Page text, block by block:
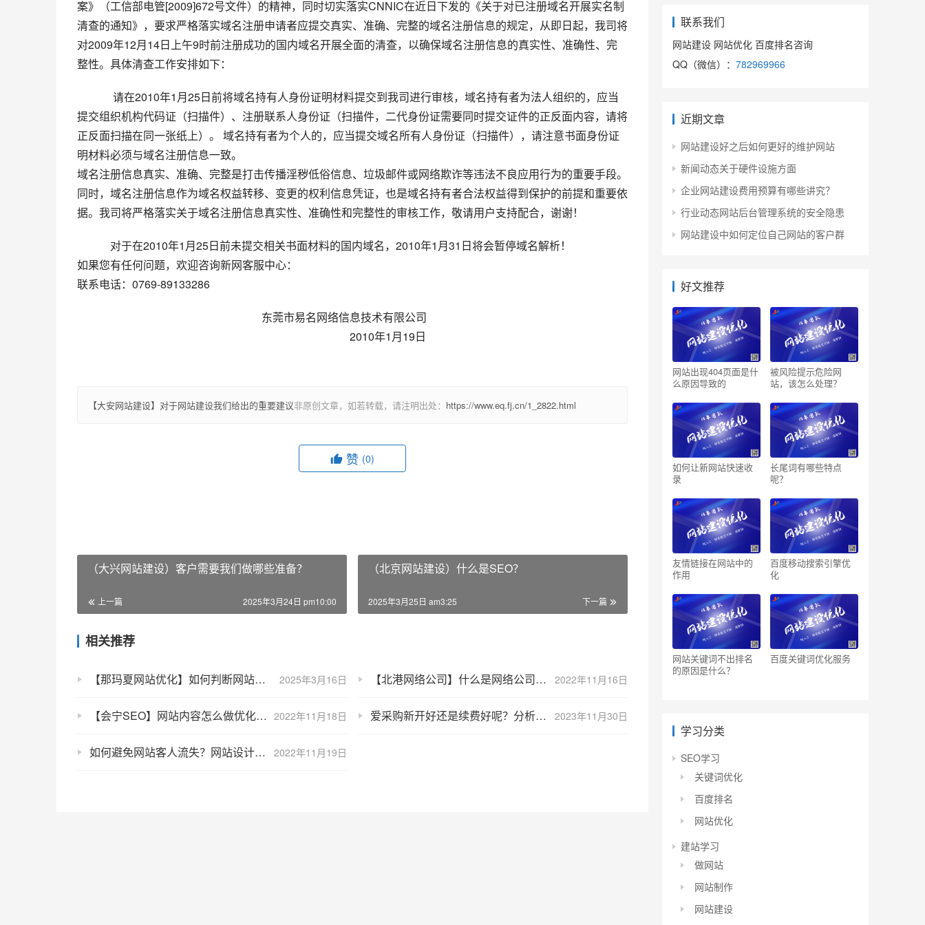
案》（工信部电管[2009]672号文件）的精神，同时切实落实CNNIC在近日下发的《关于对已注册域名开展实名制
清查的通知》，要求严格落实域名注册申请者应提交真实、准确、完整的域名注册信息的规定，从即日起，我司将
对2009年12月14日上午9时前注册成功的国内域名开展全面的清查，以确保域名注册信息的真实性、准确性、完
整性。具体清查工作安排如下：
请在2010年1月25日前将域名持有人身份证明材料提交到我司进行审核，域名持有者为法人组织的，应当
提交组织机构代码证（扫描件）、注册联系人身份证（扫描件，二代身份证需要同时提交证件的正反面内容，请将
正反面扫描在同一张纸上）。 域名持有者为个人的，应当提交域名所有人身份证（扫描件），请注意书面身份证
明材料必须与域名注册信息一致。
域名注册信息真实、准确、完整是打击传播淫秽低俗信息、垃圾邮件或网络欺诈等违法不良应用行为的重要手段。
同时，域名注册信息作为域名权益转移、变更的权利信息凭证，也是域名持有者合法权益得到保护的前提和重要依
据。我司将严格落实关于域名注册信息真实性、准确性和完整性的审核工作，敬请用户支持配合，谢谢！
对于在2010年1月25日前未提交相关书面材料的国内域名，2010年1月31日将会暂停域名解析！
如果您有任何问题，欢迎咨询新网客服中心：
联系电话：0769-89133286
东莞市易名网络信息技术有限公司
2010年1月19日
【大安网站建设】对于网站建设我们给出的重要建议非原创文章，如若转载，请注明出处： https://www.eq.fj.cn/1_2822.html
赞 (0)
（大兴网站建设）客户需要我们做哪些准备？
上一篇 2025年3月24日 pm10:00
（北京网站建设）什么是SEO？
下一篇
2025年3月25日 am3:25
相关推荐
2025年3月16日
【那玛夏网站优化】如何判断网站优化的质量好坏 2022年11月16日
【北港网络公司】什么是网络公司？网络公司的概念介绍
2022年11月18日
【会宁SEO】网站内容怎么做优化？网站内容的优化基本介绍 2023年11月30日
爱采购新开好还是续费好呢？分析利弊与选择策略
2022年11月19日
如何避免网站客人流失？网站设计经常出现的错误分析
联系我们
网站建设 网站优化 百度排名咨询
QQ（微信）： 782969966
近期文章
网站建设好之后如何更好的维护网站
新闻动态关于硬件设施方面
企业网站建设费用预算有哪些讲究？
行业动态网站后台管理系统的安全隐患
网站建设中如何定位自己网站的客户群
好文推荐
网站出现404页面是什
么原因导致的
被风险提示危险网
站，该怎么处理？
如何让新网站快速收
录
长尾词有哪些特点
呢？
友情链接在网站中的
作用
百度移动搜索引擎优
化
网站关键词不出排名
的原因是什么？
百度关键词优化服务
学习分类
SEO学习
关键词优化
百度排名
网站优化
建站学习
做网站
网站制作
网站建设